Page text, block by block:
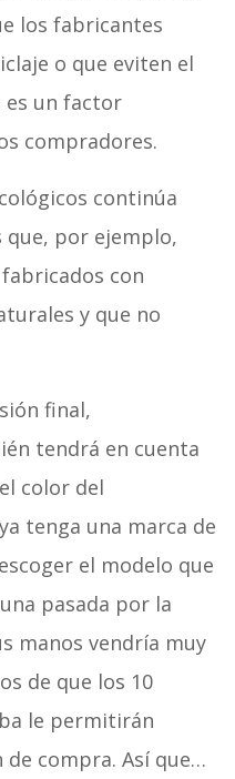
los fabricantes
o que eviten el
es un factor
compradores.
continúa
que, por ejemplo,
con
y que no
final,
tendrá en cuenta
color del
tenga una marca de
el modelo que
pasada por la
manos vendría muy
de que los 10
le permitirán
compra. Así que…